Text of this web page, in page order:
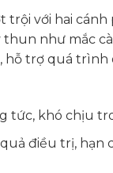
trội với hai
như mắc
hỗ trợ quá
tức, khó chịu
điều trị,